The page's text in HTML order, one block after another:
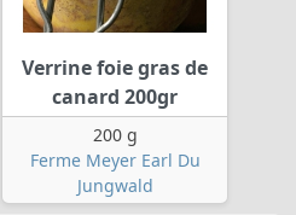
Verrine foie gras de
canard 200gr
200 g
Ferme Meyer Earl Du
Jungwald